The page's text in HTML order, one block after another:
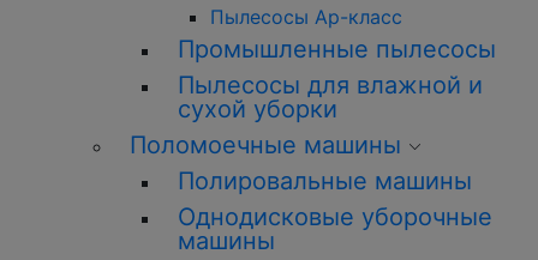
Пылесосы Ар-класс
Промышленные пылесосы
Пылесосы для влажной и
сухой уборки
Поломоечные машины
Полировальные машины
Однодисковые уборочные
машины